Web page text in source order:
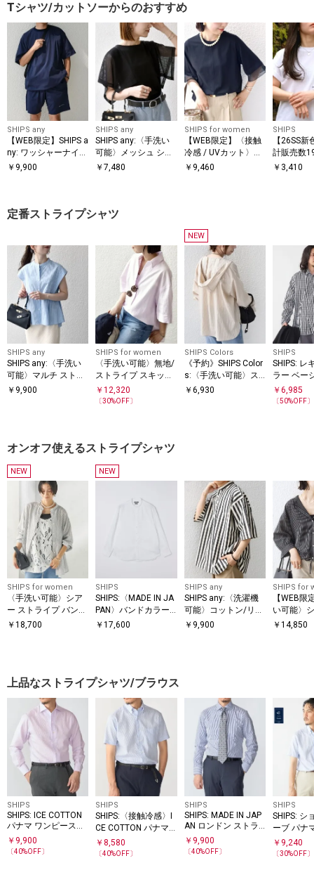
Tシャツ/カットソーからのおすすめ
SHIPS any
【WEB限定】SHIPS a
ny: ワッシャーナイロ
ン スピンドル Tシャ
￥ 9,900
SHIPS any
SHIPS any:〈手洗い
可能〉メッシュ シア
ー ハンカチ スリーブ
￥7,480
SHIPS for women
【WEB限定】〈接触
冷感 / UVカット〉シ
アー オーガンジー コ
￥ 9,460
SHIPS
【26SS
計販売数
破!!】【
￥ 3,410
定番ストライプシャツ
SHIPS any
SHIPS any:〈手洗い
可能〉マルチ ストラ
イプ ペプラム シャツ
￥ 9,900
SHIPS for women
〈手洗い可能〉無地/
ストライプ スキッパ
ー サイド スリット
半袖 シャツ
￥12,320
〔30%OFF〕
NEW
SHIPS Colors
《予約》SHIPS Color
s:〈手洗い可能〉ス
トライプ フード シャ
￥ 6,930
SHIPS
SHIPS: レ
ラー ベー
グスリー
〈ストラ
￥6,985
〔50%OFF〕
オンオフ使えるストライプシャツ
NEW
SHIPS for women
〈手洗い可能〉シア
ー ストライプ バンド
カラー シャツ
￥ 18,700
NEW
SHIPS
SHIPS:〈MADE IN JA
PAN〉バンドカラー
タイプライター スト
￥17,600
SHIPS any
SHIPS any:〈洗濯機
可能〉コットン/リネ
ン ストライプ バンド
￥ 9,900
SHIPS for
【WEB限
い可能〉
ライプ フ
￥14,850
上品なストライプシャツ/ブラウス
SHIPS
SHIPS: ICE COTTON
パナマ ワンピースカ
ラー ロンドンストラ
イプ シャツ
￥ 9,900
〔40%OFF〕
SHIPS
SHIPS:〈接触冷感〉I
CE COTTON パナマ
ストライプ ボタンダ
ウン 半袖 シャツ
￥8,580
〔40%OFF〕
SHIPS
SHIPS: MADE IN JAP
AN ロンドン ストラ
イプ ワイドカラー シ
ャツ
￥ 9,900
〔40%OFF〕
SHIPS
SHIPS: シ
ーブ パナ
ストライ
￥ 9,240
〔30%OFF〕